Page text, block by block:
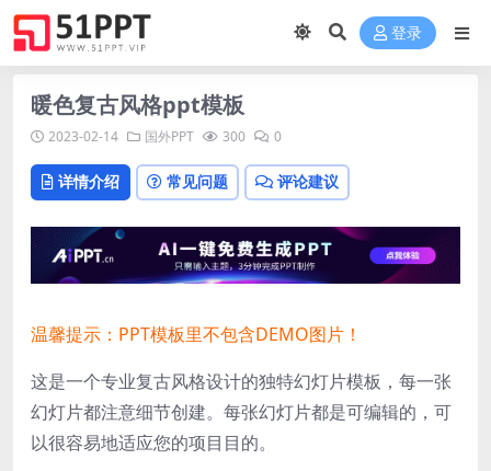
登录
暖色复古风格ppt模板
2023-02-14 国外PPT 300 0
详情介绍 常见问题 评论建议
温馨提示：PPT模板里不包含DEMO图片！
这是一个专业复古风格设计的独特幻灯片模板，每一张
幻灯片都注意细节创建。每张幻灯片都是可编辑的，可
以很容易地适应您的项目目的。